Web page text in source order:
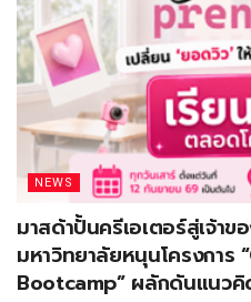
NEWS
มาสด้าปั้นครีเอเตอร์สู่เจ้า
มหาวิทยาลัยหนุนโครงการ
Bootcamp” ผลักดันแนว